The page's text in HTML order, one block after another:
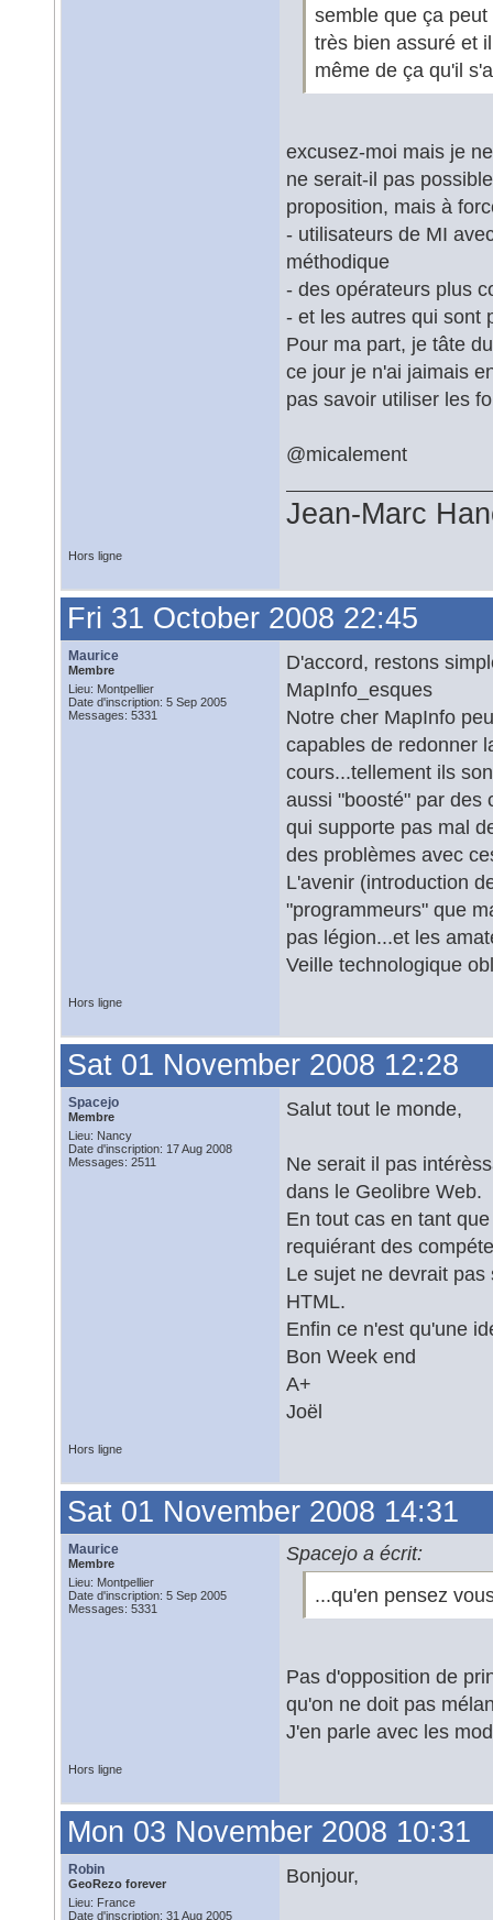
semble que ça
très bien assuré et
même de ça qu'il
excusez-moi mais je
ne serait-il pas
proposition, mais à
- utilisateurs de MI
méthodique
- des opérateurs plus
- et les autres qui sont
Pour ma part, je tâte
ce jour je n'ai jaimais
pas savoir utiliser les
@micalement
Jean-Marc
Hors ligne
Fri 31 October 2008 22:45
Maurice
Membre
Lieu: Montpellier
Date d'inscription: 5 Sep 2005
Messages: 5331
D'accord, restons
MapInfo_esques
Notre cher MapInfo
capables de redonner
cours...tellement ils
aussi "boosté" par des
qui supporte pas mal
des problèmes avec
L'avenir (introduction
"programmeurs" que
pas légion...et les
Veille technologique
Hors ligne
Sat 01 November 2008 12:28
Spacejo
Membre
Lieu: Nancy
Date d'inscription: 17 Aug 2008
Messages: 2511
Salut tout le monde,
Ne serait il pas
dans le Geolibre Web.
En tout cas en tant
requiérant des
Le sujet ne devrait
HTML.
Enfin ce n'est qu'une
Bon Week end
A+
Joël
Hors ligne
Sat 01 November 2008 14:31
Maurice
Membre
Lieu: Montpellier
Date d'inscription: 5 Sep 2005
Messages: 5331
Spacejo a écrit:
...qu'en pensez
Pas d'opposition de
qu'on ne doit pas
J'en parle avec les
Hors ligne
Mon 03 November 2008 10:31
Robin
GeoRezo forever
Lieu: France
Date d'inscription: 31 Aug 2005
Bonjour,